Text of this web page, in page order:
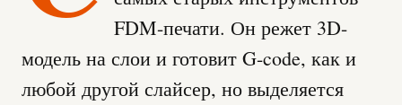
FDM-печати. Он режет 3D-
модель на слои и готовит G-code, как и
любой другой слайсер, но выделяется